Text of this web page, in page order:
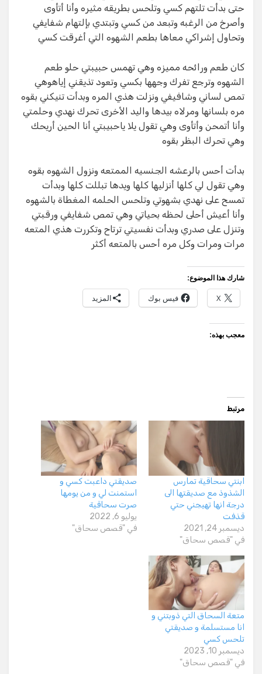
حتى بدأت تلتهم كسي وتلحس بطريقه مثيره وأنا أتأوى
وأصرخ من الرغبه وتبعد من كسي وتبتدي بإلتهام شفايفي
وتحاول إشراكي معاها بطعم الشهوه التي أغرقت كسي
كان طعم ورائحه مميزه وهي تهمس حبيبتي حلو طعم
الشهوه وترجع تفرك وجهها بكسي وتعود تذيقني إياهوهي
تمص لساني وشافيفي ونزلت هذي المره وبدأت تنيكني بقوه
مره بلسانها ومرلاه بيدها واليد الأخرى تحرك نهدي وحلمتي
وأنا أتمحن وأتأوى وهي تقول يلا ياحبيبتي أنا الحين أريحك
وهي تحرك البظر بقوه
بدأت أحس بالرعشه الجنسيه الممتعه ونزول الشهوه بقوه
وهي تقول لي كلها أنزليها كلها ويدها تبللت كلها وبدأت
تمسح على نهدي بشهوتي وتلحس الحلمه المغطاة بالشهوه
وأنا أعيش أحلى لحظه بحياتي وهي تمص شفايفي ورقبتي
وتنزل على صدري وبدأت نفسيتي ترتاح وتكررت هذي المتعه
مرات ومرات وكل مره أحس بالمتعه أكثر
شارك هذا الموضوع:
X فيس بوك المزيد
معجب بهذه:
مرتبط
ابنتي سحاقية تمارس
الشذوذ مع صديقتها الى
درجة انها تهيجني حتي
قذفت
ديسمبر 24, 2021
في "قصص سحاق"
صديقتي داعبت كسي و
استمنت لي و من يومها
صرت سحاقية
يوليو 6, 2022
في "قصص سحاق"
متعة السحاق التي ذوبتني و
انا مستسلمة و صديقتي
تلحس كسي
ديسمبر 10, 2023
في "قصص سحاق"